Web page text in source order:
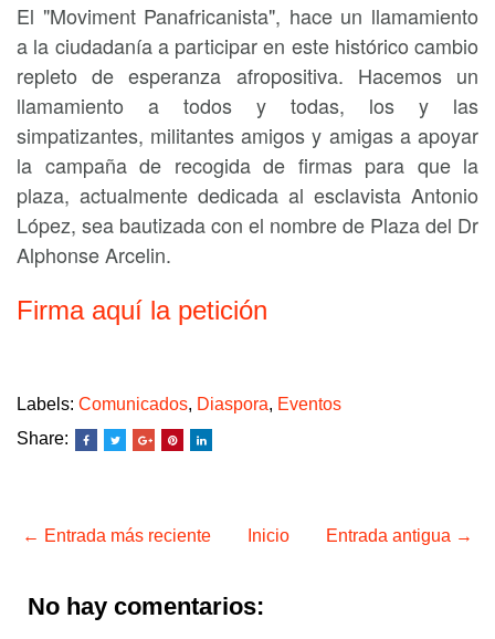
El "Moviment Panafricanista", hace un llamamiento
a la ciudadanía a participar en este histórico cambio
repleto de esperanza afropositiva. Hacemos un
llamamiento a todos y todas, los y las
simpatizantes, militantes amigos y amigas a apoyar
la campaña de recogida de firmas para que la
plaza, actualmente dedicada al esclavista Antonio
López, sea bautizada con el nombre de Plaza del Dr
Alphonse Arcelin.
Firma aquí la petición
Labels: Comunicados, Diaspora, Eventos
Share:
← Entrada más reciente Entrada antigua →
Inicio
No hay comentarios: